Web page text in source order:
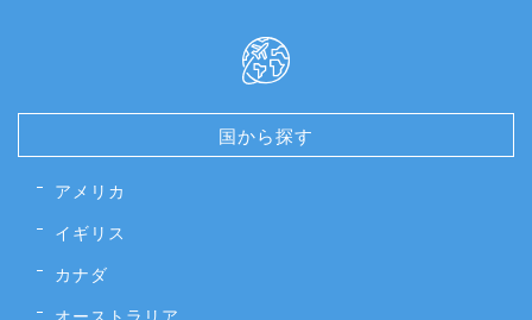
国から探す
アメリカ
イギリス
カナダ
オーストラリア